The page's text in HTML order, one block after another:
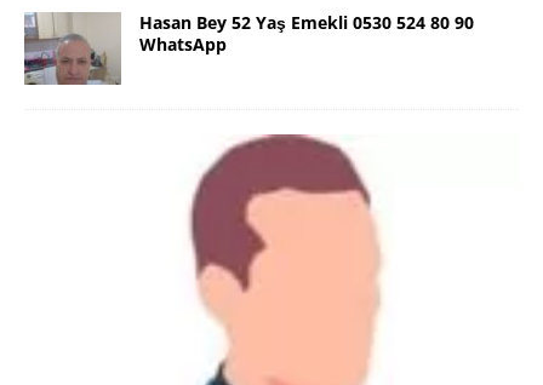
Hasan Bey 52 Yaş Emekli 0530 524 80 90
WhatsApp
Danimarka Mustafa Bey 45 Yaş +45
42 48 17 28 WhatsApp
Lütfen Danimarka dışı aramasın. Selam ben
Danimarka’dan Mustafa 45 yaşında, 1.88 boyunda,
98 kiloda, Kumral, ayrılmış bir beyim. Alkol yok.
Sigara var. Maddi sıkıntım yok.